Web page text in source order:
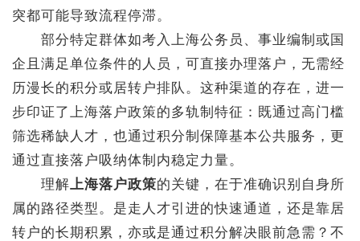
突都可能导致流程停滞。
部分特定群体如考入上海公务员、事业编制或国
企且满足单位条件的人员，可直接办理落户，无需经
历漫长的积分或居转户排队。这种渠道的存在，进一
步印证了上海落户政策的多轨制特征：既通过高门槛
筛选稀缺人才，也通过积分制保障基本公共服务，更
通过直接落户吸纳体制内稳定力量。
理解上海落户政策的关键，在于准确识别自身所
属的路径类型。是走人才引进的快速通道，还是靠居
转户的长期积累，亦或是通过积分解决眼前急需？不